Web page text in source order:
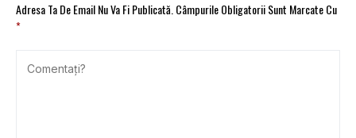
Adresa Ta De Email Nu Va Fi Publicată. Câmpurile Obligatorii Sunt Marcate Cu
*